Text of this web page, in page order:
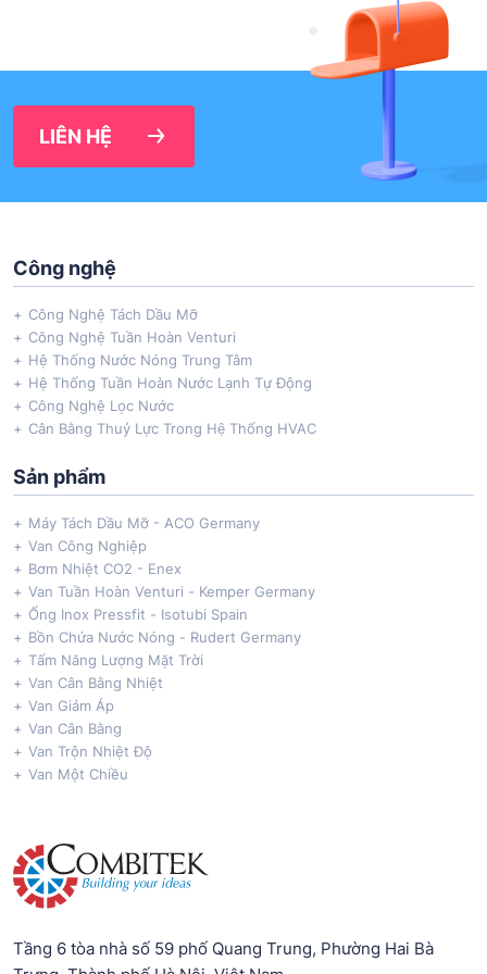
LIÊN HỆ
Công nghệ
Công Nghệ Tách Dầu Mỡ
Công Nghệ Tuần Hoàn Venturi
Hệ Thống Nước Nóng Trung Tâm
Hệ Thống Tuần Hoàn Nước Lạnh Tự Động
Công Nghệ Lọc Nước
Cân Bằng Thuỷ Lực Trong Hệ Thống HVAC
Sản phẩm
Máy Tách Dầu Mỡ - ACO Germany
Van Công Nghiệp
Bơm Nhiệt CO2 - Enex
Van Tuần Hoàn Venturi - Kemper Germany
Ống Inox Pressfit - Isotubi Spain
Bồn Chứa Nước Nóng - Rudert Germany
Tấm Năng Lượng Mặt Trời
Van Cân Bằng Nhiệt
Van Giảm Áp
Van Cân Bằng
Van Trộn Nhiệt Độ
Van Một Chiều
Tầng 6 tòa nhà số 59 phố Quang Trung, Phường Hai Bà